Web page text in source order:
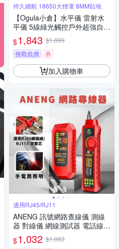
持久續航 18650大锂電 8MM貼地
【Ogula小倉】水平儀 雷射水
平儀 5線綠光觸控戶外超強自動
調平 藍光雷射水平儀打斜線
（保固兩年 售後無憂）
$1,843 $1,899
挑戰低價
券
加入購物車
適用RJ45/RJ11
ANENG 訊號網路查線儀 測線
器 對線儀 網線測試器 電話線測
試 電力線尋線 電纜偵測 工具
尋線器
$1,032 $1,063